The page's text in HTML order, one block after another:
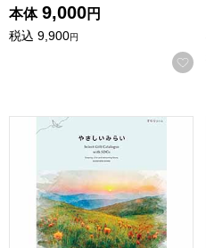
本体 9,000円
税込 9,900円
やさしいみらい すらり【カ